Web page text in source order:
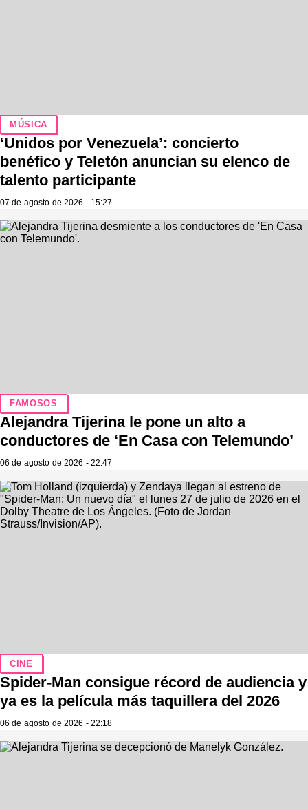
MÚSICA
‘Unidos por Venezuela’: concierto
benéfico y Teletón anuncian su elenco de
talento participante
07 de agosto de 2026 - 15:27
FAMOSOS
Alejandra Tijerina le pone un alto a
conductores de ‘En Casa con Telemundo’
06 de agosto de 2026 - 22:47
CINE
Spider-Man consigue récord de audiencia y
ya es la película más taquillera del 2026
06 de agosto de 2026 - 22:18